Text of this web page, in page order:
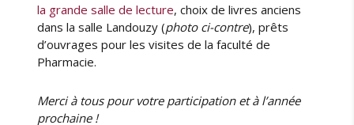
la grande salle de lecture, choix de livres anciens
dans la salle Landouzy (photo ci-contre), prêts
d’ouvrages pour les visites de la faculté de
Pharmacie.
Merci à tous pour votre participation et à l’année
prochaine !